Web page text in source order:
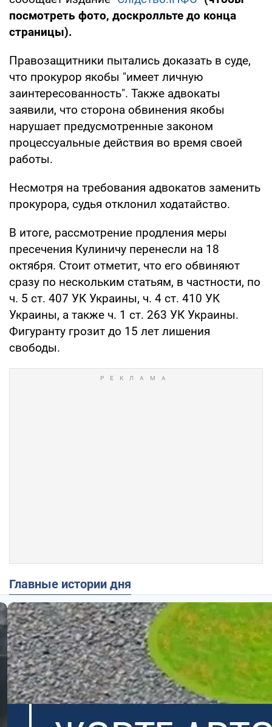
посмотреть фото, доскролльте до конца
страницы).
Правозащитники пытались доказать в суде,
что прокурор якобы "имеет личную
заинтересованность". Также адвокаты
заявили, что сторона обвинения якобы
нарушает предусмотренные законом
процессуальные действия во время своей
работы.
Несмотря на требования адвокатов заменить
прокурора, судья отклонил ходатайство.
В итоге, рассмотрение продления меры
пресечения Кулиничу перенесли на 18
октября. Стоит отметит, что его обвиняют
сразу по нескольким статьям, в частности, по
ч. 5 ст. 407 УК Украины, ч. 4 ст. 410 УК
Украины, а также ч. 1 ст. 263 УК Украины.
Фигуранту грозит до 15 лет лишения
свободы.
Главные истории дня